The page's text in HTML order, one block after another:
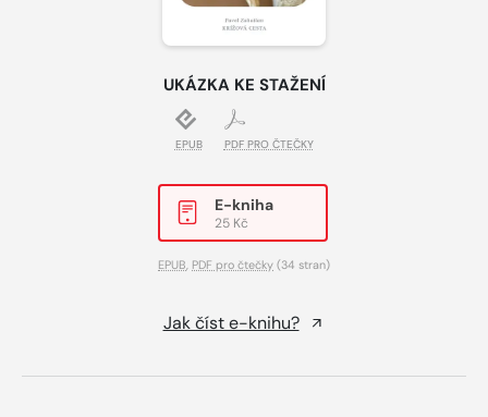
UKÁZKA KE STAŽENÍ
EPUB PDF PRO ČTEČKY
E-kniha
25 Kč
EPUB PDF pro čtečky (34 stran)
Jak číst e-knihu?